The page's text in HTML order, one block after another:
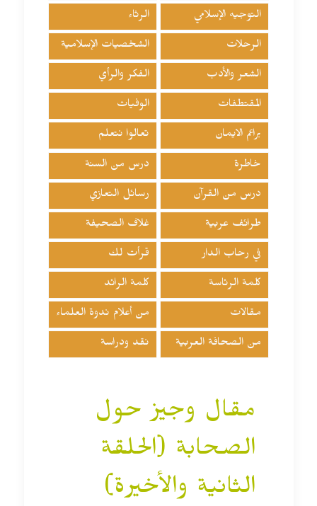
التوجيه الإسلامي الرثاء
الرحلات الشخصيات الإسلامية
الشعر والأدب الفكر والرأي
المقتطفات الوفيات
براعم الايمان تعالوا نتعلم
خاطرة درس من السنة
درس من القرآن رسائل التعازي
طرائف عربية غلاف الصحيفة
في رحاب الدار قرأت لك
كلمة الرئاسة كلمة الرائد
مقالات من أعلام ندوة العلماء
من الصحافة العربية نقد ودراسة
مقال وجيز حول
الصحابة (الحلقة
الثانية والأخيرة)